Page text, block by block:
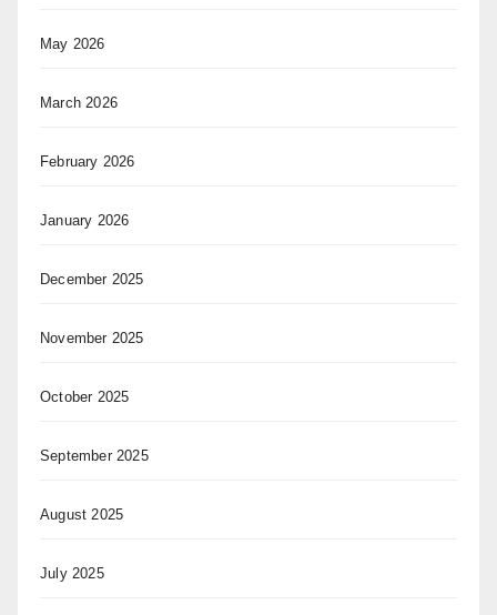
May 2026
March 2026
February 2026
January 2026
December 2025
November 2025
October 2025
September 2025
August 2025
July 2025